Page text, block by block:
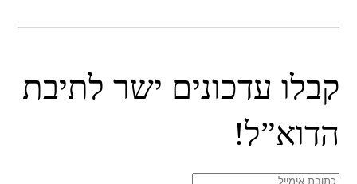
קבלו עדכונים ישר לתיבת
הדוא”ל!